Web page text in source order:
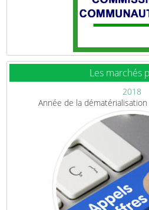
Les marchés
2018
Année de la